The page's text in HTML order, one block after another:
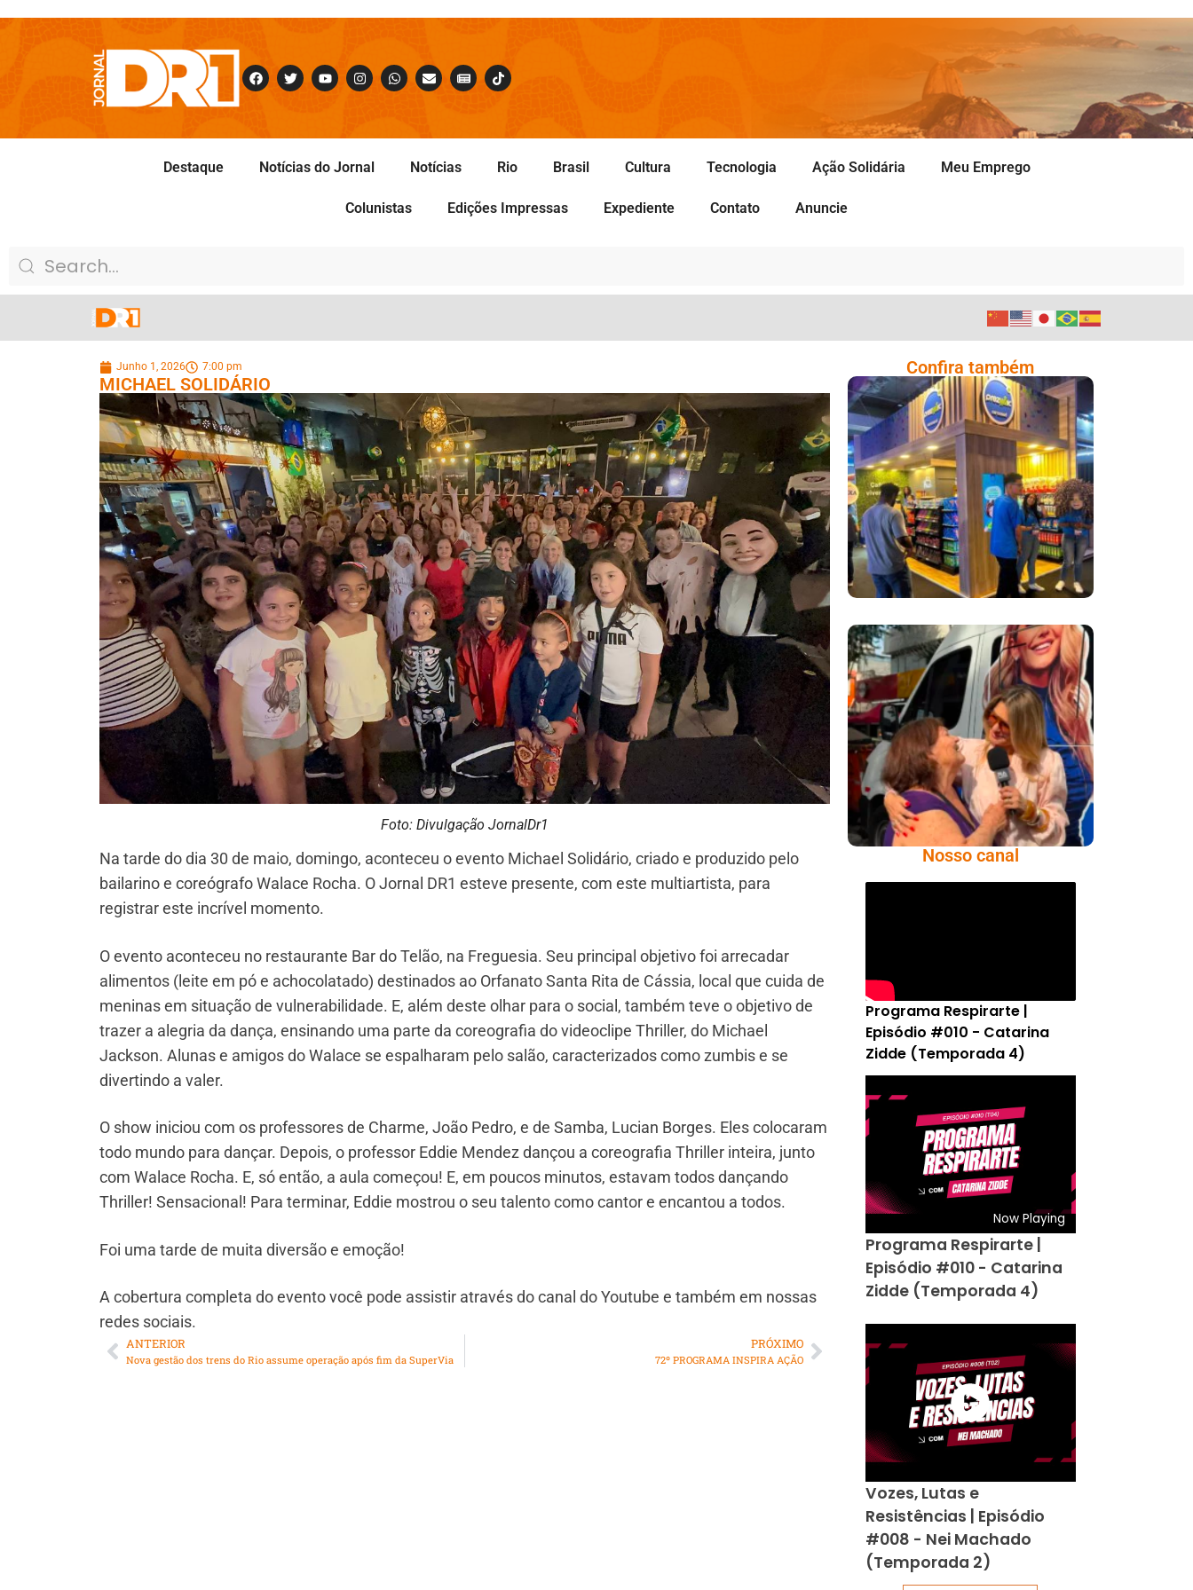
Destaque Notícias do Jornal Notícias Rio Brasil Cultura Tecnologia Ação Solidária Meu Emprego
Colunistas Edições Impressas Expediente Contato Anuncie
Junho 1, 2026 7:00 pm
MICHAEL SOLIDÁRIO
Foto: Divulgação JornalDr1
Na tarde do dia 30 de maio, domingo, aconteceu o evento Michael Solidário, criado e produzido pelo
bailarino e coreógrafo Walace Rocha. O Jornal DR1 esteve presente, com este multiartista, para
registrar este incrível momento.
O evento aconteceu no restaurante Bar do Telão, na Freguesia. Seu principal objetivo foi arrecadar
alimentos (leite em pó e achocolatado) destinados ao Orfanato Santa Rita de Cássia, local que cuida de
meninas em situação de vulnerabilidade. E, além deste olhar para o social, também teve o objetivo de
trazer a alegria da dança, ensinando uma parte da coreografia do videoclipe Thriller, do Michael
Jackson. Alunas e amigos do Walace se espalharam pelo salão, caracterizados como zumbis e se
divertindo a valer.
O show iniciou com os professores de Charme, João Pedro, e de Samba, Lucian Borges. Eles colocaram
todo mundo para dançar. Depois, o professor Eddie Mendez dançou a coreografia Thriller inteira, junto
com Walace Rocha. E, só então, a aula começou! E, em poucos minutos, estavam todos dançando
Thriller! Sensacional! Para terminar, Eddie mostrou o seu talento como cantor e encantou a todos.
Foi uma tarde de muita diversão e emoção!
A cobertura completa do evento você pode assistir através do canal do Youtube e também em nossas
redes sociais.
ANTERIOR
Nova gestão dos trens do Rio assume operação após fim da SuperVia
PRÓXIMO
72º PROGRAMA INSPIRA AÇÃO
Confira também
Cencosud Promove
Inovação No Brasil
Com A Participação
Do Prezunic No Rio
Innovation Week
2026
​Segurança Pública
Lidera Queixas De
Moradores Do Rio Em
Escuta Promovida
Por Antônia
Fontenelle
Nosso canal
Programa Respirarte |
Episódio #010 - Catarina
Zidde (Temporada 4)
Now Playing
Programa Respirarte |
Episódio #010 - Catarina
Zidde (Temporada 4)
Vozes, Lutas e
Resistências | Episódio
#008 - Nei Machado
(Temporada 2)